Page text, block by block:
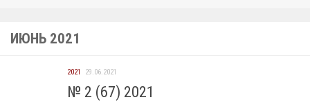
ИЮНЬ 2021
2021 29.06.2021
№ 2 (67) 2021